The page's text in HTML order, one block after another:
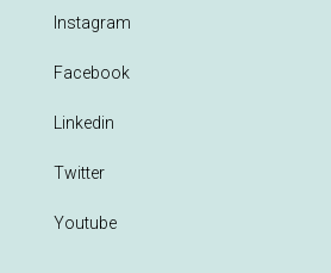
Instagram
Facebook
Linkedin
Twitter
Youtube